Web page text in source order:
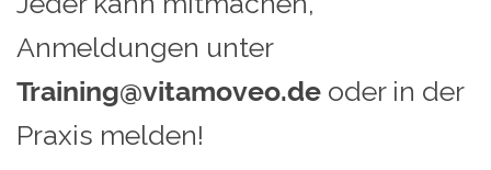
Anmeldungen unter
Training@vitamoveo.de oder in der
Praxis melden!